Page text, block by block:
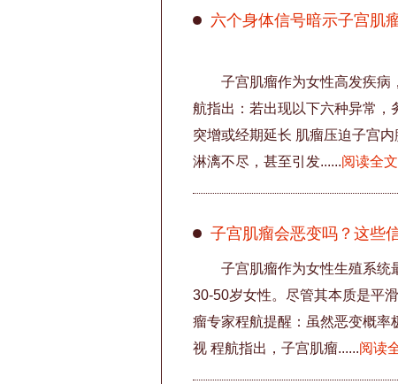
六个身体信号暗示子宫肌
子宫肌瘤作为女性高发疾病
航指出：若出现以下六种异常，
突增或经期延长 肌瘤压迫子宫
淋漓不尽，甚至引发......阅读全文
子宫肌瘤会恶变吗？这些
子宫肌瘤作为女性生殖系统
30-50岁女性。尽管其本质是平
瘤专家程航提醒：虽然恶变概率
视 程航指出，子宫肌瘤......阅读